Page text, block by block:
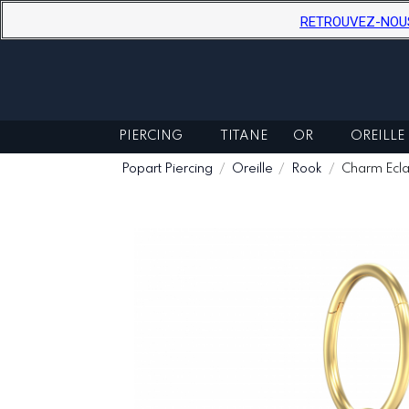
RETROUVEZ-
PIERCING TITANE OR OREILLE
Popart Piercing Oreille Rook Charm